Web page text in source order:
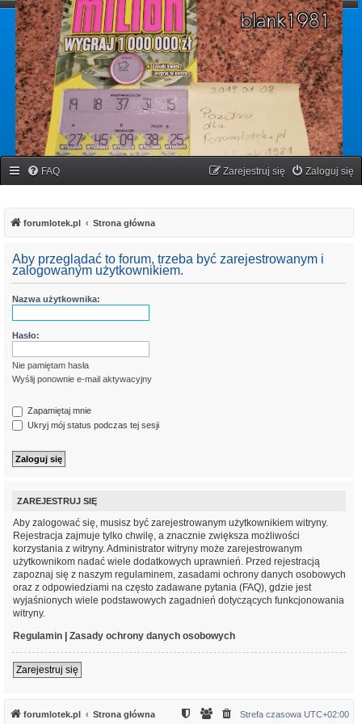
forumlotek.pl
Forum gier liczbowych
FAQ Zaloguj się
Zarejestruj się
forumlotek.pl Strona główna
Aby przeglądać to forum, trzeba być zarejestrowanym i
zalogowanym użytkownikiem.
Nazwa użytkownika:
Hasło:
Nie pamiętam hasła
Wyślij ponownie e-mail aktywacyjny
Zapamiętaj mnie
Ukryj mój status podczas tej sesji
ZAREJESTRUJ SIĘ
Aby zalogować się, musisz być zarejestrowanym użytkownikiem witryny.
Rejestracja zajmuje tylko chwilę, a znacznie zwiększa możliwości
korzystania z witryny. Administrator witryny może zarejestrowanym
użytkownikom nadać wiele dodatkowych uprawnień. Przed rejestracją
zapoznaj się z naszym regulaminem, zasadami ochrony danych osobowych
oraz z odpowiedziami na często zadawane pytania (FAQ), gdzie jest
wyjaśnionych wiele podstawowych zagadnień dotyczących funkcjonowania
witryny.
Regulamin
Zasady ochrony danych osobowych
Zarejestruj się
forumlotek.pl Strona główna Strefa czasowa UTC+02:00